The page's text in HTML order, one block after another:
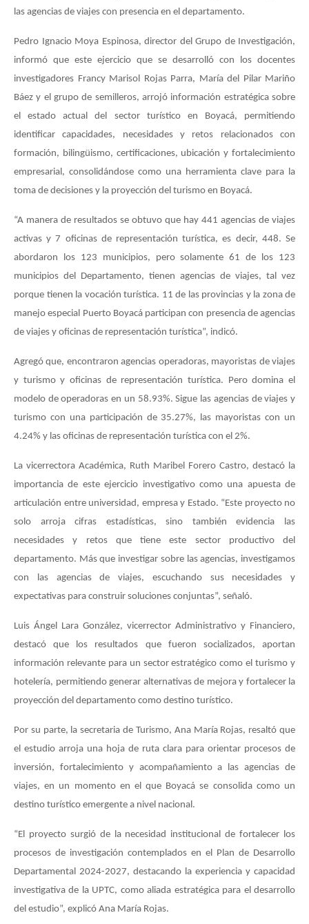
las agencias de viajes con presencia en el departamento.
Pedro Ignacio Moya Espinosa, director del Grupo de Investigación,
informó que este ejercicio que se desarrolló con los docentes
investigadores Francy Marisol Rojas Parra, María del Pilar Mariño
Báez y el grupo de semilleros, arrojó información estratégica sobre
el estado actual del sector turístico en Boyacá, permitiendo
identificar capacidades, necesidades y retos relacionados con
formación, bilingüismo, certificaciones, ubicación y fortalecimiento
empresarial, consolidándose como una herramienta clave para la
toma de decisiones y la proyección del turismo en Boyacá.
“A manera de resultados se obtuvo que hay 441 agencias de viajes
activas y 7 oficinas de representación turística, es decir, 448. Se
abordaron los 123 municipios, pero solamente 61 de los 123
municipios del Departamento, tienen agencias de viajes, tal vez
porque tienen la vocación turística. 11 de las provincias y la zona de
manejo especial Puerto Boyacá participan con presencia de agencias
de viajes y oficinas de representación turística”, indicó.
Agregó que, encontraron agencias operadoras, mayoristas de viajes
y turismo y oficinas de representación turística. Pero domina el
modelo de operadoras en un 58.93%. Sigue las agencias de viajes y
turismo con una participación de 35.27%, las mayoristas con un
4.24% y las oficinas de representación turística con el 2%.
La vicerrectora Académica, Ruth Maribel Forero Castro, destacó la
importancia de este ejercicio investigativo como una apuesta de
articulación entre universidad, empresa y Estado. “Este proyecto no
solo arroja cifras estadísticas, sino también evidencia las
necesidades y retos que tiene este sector productivo del
departamento. Más que investigar sobre las agencias, investigamos
con las agencias de viajes, escuchando sus necesidades y
expectativas para construir soluciones conjuntas”, señaló.
Luis Ángel Lara González, vicerrector Administrativo y Financiero,
destacó que los resultados que fueron socializados, aportan
información relevante para un sector estratégico como el turismo y
hotelería, permitiendo generar alternativas de mejora y fortalecer la
proyección del departamento como destino turístico.
Por su parte, la secretaria de Turismo, Ana María Rojas, resaltó que
el estudio arroja una hoja de ruta clara para orientar procesos de
inversión, fortalecimiento y acompañamiento a las agencias de
viajes, en un momento en el que Boyacá se consolida como un
destino turístico emergente a nivel nacional.
“El proyecto surgió de la necesidad institucional de fortalecer los
procesos de investigación contemplados en el Plan de Desarrollo
Departamental 2024-2027, destacando la experiencia y capacidad
investigativa de la UPTC, como aliada estratégica para el desarrollo
del estudio”, explicó Ana María Rojas.